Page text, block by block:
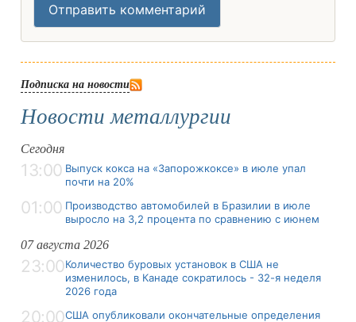
Отправить комментарий
Подписка на новости
Новости металлургии
Сегодня
13:00 Выпуск кокса на «Запорожкоксе» в июле упал
почти на 20%
01:00 Производство автомобилей в Бразилии в июле
выросло на 3,2 процента по сравнению с июнем
07 августа 2026
23:00Количество буровых установок в США не
изменилось, в Канаде сократилось - 32-я неделя
2026 года
20:00США опубликовали окончательные определения